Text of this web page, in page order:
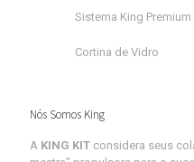
Sistema King
Cortina de Vidro
Nós Somos King
A KING KIT considera seus